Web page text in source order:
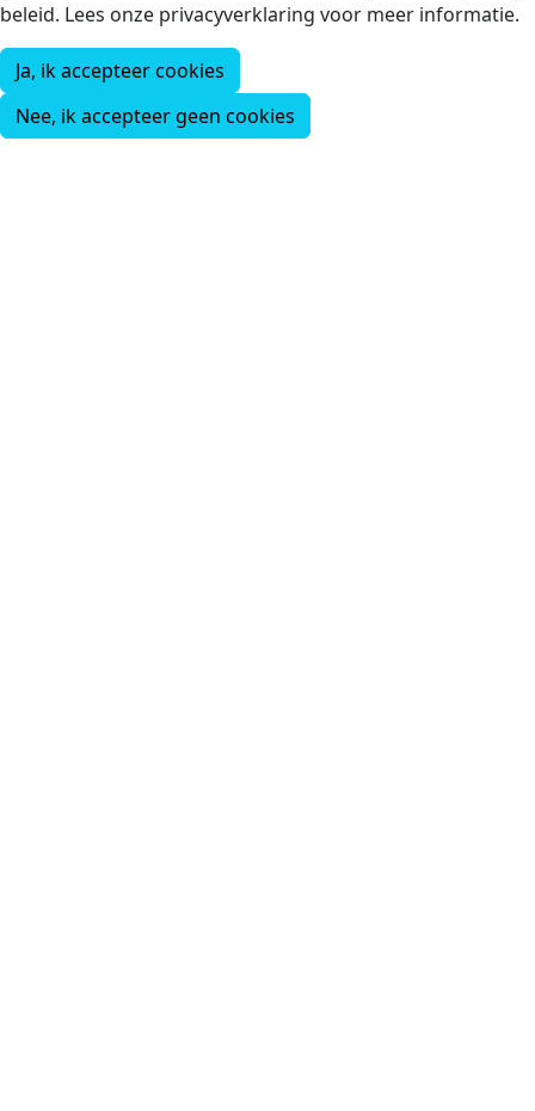
beleid. Lees onze privacyverklaring voor meer informatie.
Ja, ik accepteer cookies
Nee, ik accepteer geen cookies